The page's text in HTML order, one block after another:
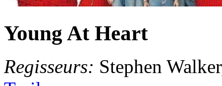
Young At Heart
Regisseurs: Stephen